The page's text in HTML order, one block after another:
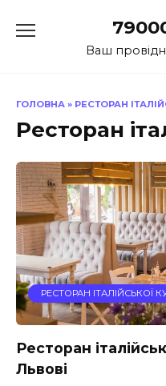
до
Ваш
ГОЛОВНА » РЕСТОРАН
Ресторан
РЕСТОРАН ІТАЛІЙСЬКОЇ
Ресторан
Львові